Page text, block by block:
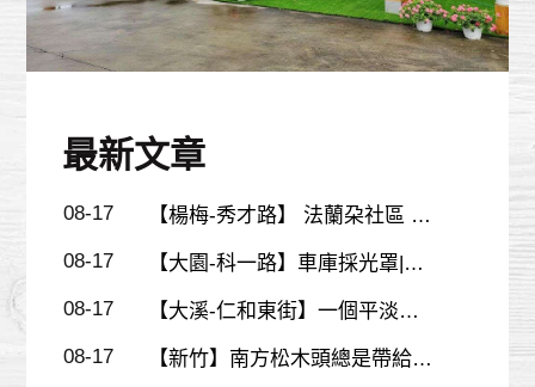
最新文章
光罩，木材的溫暖質地可以為家
添加自然溫馨氛圍。
棚設計
09-23
15個你也會喜歡的木頭南方松
停車棚設計
活。
08-17
【苗栗/苑裡】今天又來分享一
個也是渡假農莊行動木屋延伸架
高觀景露台案子。
多戶 運用南方松木頭打造一座
舒適又溫暖的空間
【大園-科一路】車庫採光罩|南
方松打造戶外停車棚為愛車贏面
子的絕美設計~
【大溪-仁和東街】一個平淡的
陽露台也可以成為我們快樂的小
綠洲
【新竹】南方松木頭總是帶給人
溫暖X悠閒 的氛圍~
【大溪/落羽松】如果你有個空